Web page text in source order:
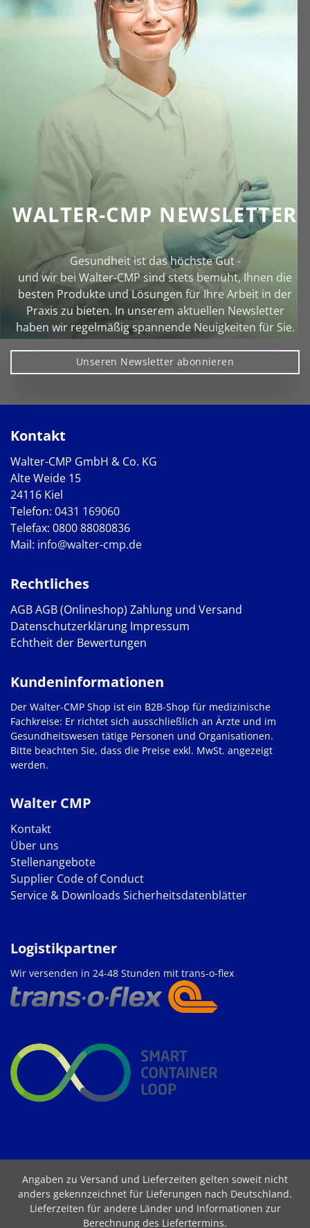
WALTER-CMP NEWSLETTER
Gesundheit ist das höchste Gut -
und wir bei Walter‑CMP sind stets bemüht, Ihnen die
besten Produkte und Lösungen für Ihre Arbeit in der
Praxis zu bieten. In unserem aktuellen Newsletter
haben wir regelmäßig spannende Neuigkeiten für Sie.
Unseren Newsletter abonnieren
Kontakt
Walter-CMP GmbH & Co. KG
Alte Weide 15
24116 Kiel
Telefon: 0431 169060
Telefax: 0800 88080836
Mail: info@walter-cmp.de
Rechtliches
AGBAGB (Onlineshop) Zahlung und Versand
Datenschutzerklärung Impressum
Echtheit der Bewertungen
Walter CMP
Kontakt
Über uns
Stellenangebote
Supplier Code of Conduct
Service & Downloads Sicherheitsdatenblätter
Kundeninformationen
Der Walter-CMP Shop ist ein B2B-Shop für medizinische
Fachkreise: Er richtet sich ausschließlich an Ärzte und im
Gesundheitswesen tätige Personen und Organisationen.
Bitte beachten Sie, dass die Preise exkl. MwSt. angezeigt
werden.
Logistikpartner
Wir versenden in 24-48 Stunden mit trans-o-flex
Angaben zu Versand und Lieferzeiten gelten soweit nicht
anders gekennzeichnet für Lieferungen nach Deutschland.
Lieferzeiten für andere Länder und Informationen zur
Berechnung des Liefertermins.